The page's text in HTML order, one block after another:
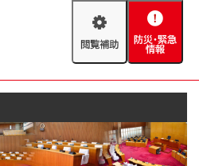
閲
助
防
緊
情
報
AED設置箇所